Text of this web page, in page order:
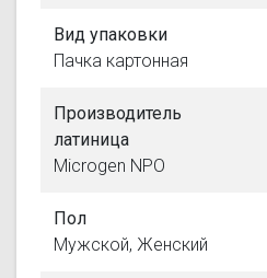
Вид упаковки
Пачка картонная
Производитель
латиница
Microgen NPO
Пол
Мужской, Женский